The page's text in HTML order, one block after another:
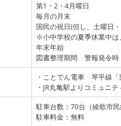
第1・2・4月曜日
毎月の月末
国民の祝日(但し、土曜日
※小中学校の夏季休業中
年末年始
図書整理期間 警報発令時
・ことでん電車 琴平線
・JR丸亀駅よりコミュニ
駐車台数：70台（綾歌市
駐車料金：無料